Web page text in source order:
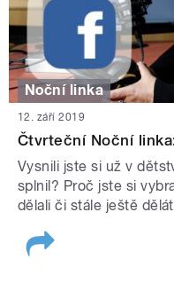
Noční linka
12. září 2019
Čtvrteční Noční
Vysnili jste si už v
splnil? Proč jste si
dělali či stále ještě